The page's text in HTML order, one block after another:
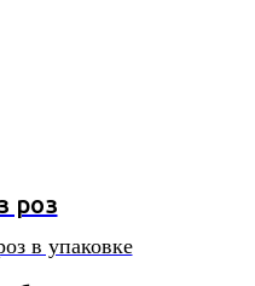
роз
в упаковке